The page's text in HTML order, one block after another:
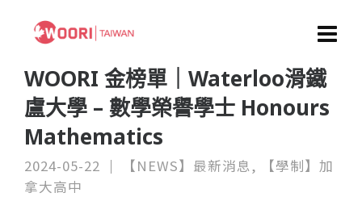
WOORI 金榜單｜Waterloo滑鐵
盧大學 – 數學榮譽學士 Honours
Mathematics
2024-05-22 【NEWS】最新消息,
【學制】加
拿大高中